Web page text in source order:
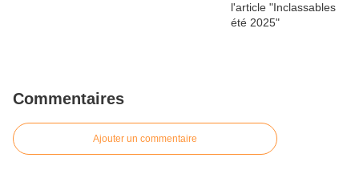
Commentaires
Ajouter un commentaire